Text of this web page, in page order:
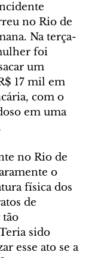
no Rio de
Na terça-
foi
um
17 mil em
com o
em uma
no Rio de
o
física dos
de
sido
esse ato se a